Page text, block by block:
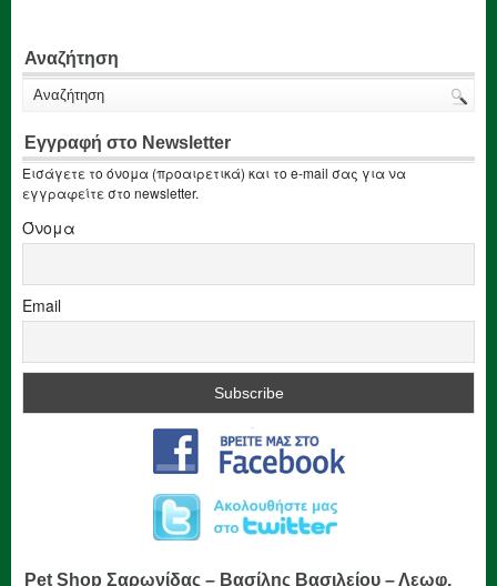
Αναζήτηση
Εγγραφή στο Newsletter
Εισάγετε το όνομα (προαιρετικά) και το e-mail σας για να
εγγραφείτε στο newsletter.
Όνομα
Email
Pet Shop Σαρωνίδας – Βασίλης Βασιλείου – Λεωφ.